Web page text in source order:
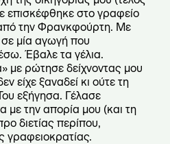
επισκέφθηκε στο γραφείο
την Φρανκφούρτη. Με
μία αγωγή που
Έβαλε τα γέλια.
με ρώτησε δείχνοντας μου
είχε ξαναδεί κι ούτε τη
εξήγησα. Γέλασε
με την απορία μου (και τη
διετίας περίπου,
γραφειοκρατίας.